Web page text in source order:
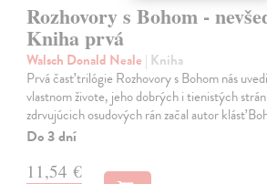
Rozhovory s Bohom -
Kniha prvá
Walsch Donald Neale | Kniha
Prvá časť trilógie Rozhovory s Bohom nás
vlastnom živote, jeho dobrých i tienistých
zdrvujúcich osudových rán začal autor klásť
Do 3 dní
11,54 €